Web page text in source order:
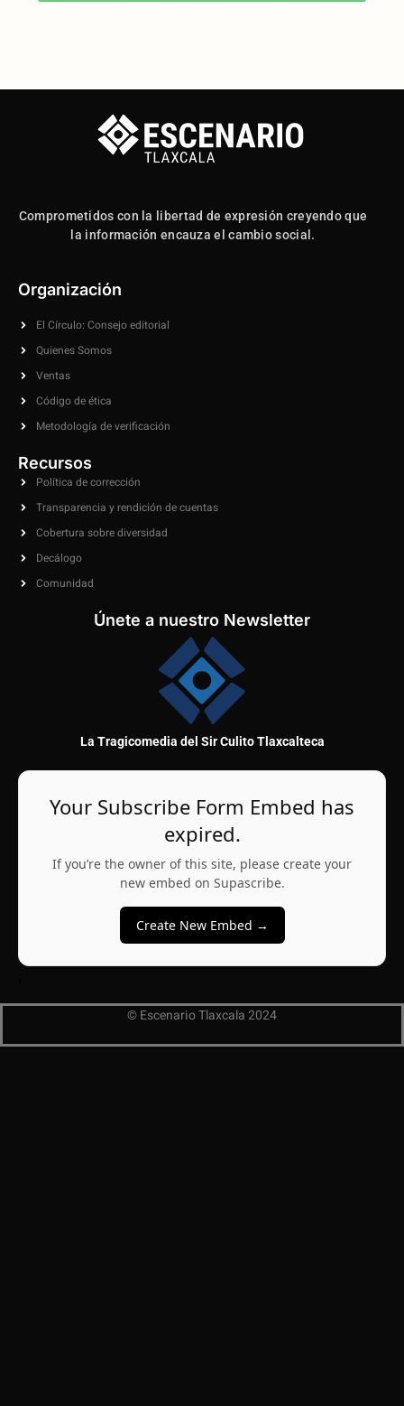
Comprometidos con la libertad de expresión creyendo que
la información encauza el cambio social.
Organización
El Círculo: Consejo editorial
Quienes Somos
Ventas
Código de ética
Metodología de verificación
Recursos
Política de corrección
Transparencia y rendición de cuentas
Cobertura sobre diversidad
Decálogo
Comunidad
Únete a nuestro Newsletter
La Tragicomedia del Sir Culito Tlaxcalteca
Your Subscribe Form Embed has
expired.
If you’re the owner of this site, please create your
new embed on Supascribe.
Create New Embed →
© Escenario Tlaxcala 2024